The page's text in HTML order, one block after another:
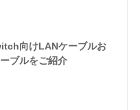
向けLANケーブルお
ブルをご紹介